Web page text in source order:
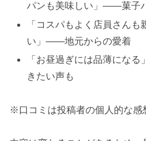
パンも美味しい」——菓子
「コスパもよく店員さん
い」——地元からの愛着
「お昼過ぎには品薄にな
きたい声も
※口コミは投稿者の個人的な感